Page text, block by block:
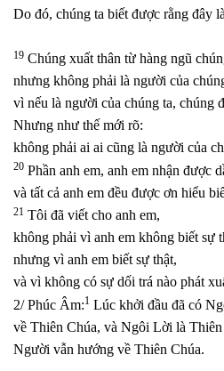
Do đó, chúng ta biết được rằng đây
19 Chúng xuất thân từ hàng ngũ
nhưng không phải là người của
vì nếu là người của chúng ta, chúng
Nhưng như thế mới rõ:
không phải ai ai cũng là người của
20 Phần anh em, anh em nhận được
và tất cả anh em đều được ơn hiểu
21 Tôi đã viết cho anh em,
không phải vì anh em không biết sự
nhưng vì anh em biết sự thật,
và vì không có sự dối trá nào phát
2/ Phúc Âm:1 Lúc khởi đầu đã có
về Thiên Chúa, và Ngôi Lời là Thiên
Người vẫn hướng về Thiên Chúa.